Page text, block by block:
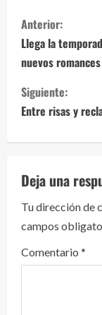
S
i
g
u
e
l
e
y
e
Anterior:
Llega la
nuevos romances
Siguiente:
Entre risas y
Deja una
Tu dirección de
campos
Comentario *